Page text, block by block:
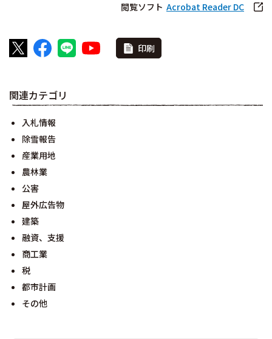
閲覧ソフト Acrobat Reader DC
印刷
関連カテゴリ
入札情報
除雪報告
産業用地
農林業
公害
屋外広告物
建築
融資、支援
商工業
税
都市計画
その他